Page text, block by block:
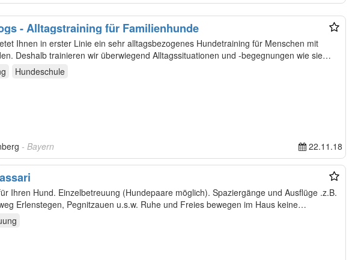
- Alltagstraining für Familienhunde
Ihnen in erster Linie ein sehr alltagsbezogenes Hundetraining für Menschen mit
Deshalb trainieren wir überwiegend Alltagssituationen und -begegnungen wie sie
Hundeschule
- Bayern 22.11.18
Ihren Hund. Einzelbetreuung (Hundepaare möglich). Spaziergänge und Ausflüge .z.B.
Erlenstegen, Pegnitzauen u.s.w. Ruhe und Freies bewegen im Haus keine…